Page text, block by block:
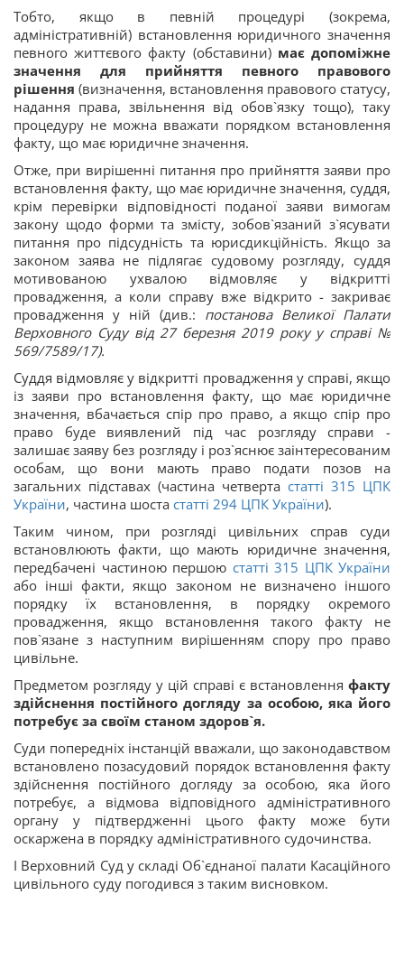
Тобто, якщо в певній процедурі (зокрема,
адміністративній) встановлення юридичного значення
певного життєвого факту (обставини) має допоміжне
значення для прийняття певного правового
рішення (визначення, встановлення правового статусу,
надання права, звільнення від обов`язку тощо), таку
процедуру не можна вважати порядком встановлення
факту, що має юридичне значення.
Отже, при вирішенні питання про прийняття заяви про
встановлення факту, що має юридичне значення, суддя,
крім перевірки відповідності поданої заяви вимогам
закону щодо форми та змісту, зобов`язаний з`ясувати
питання про підсудність та юрисдикційність. Якщо за
законом заява не підлягає судовому розгляду, суддя
мотивованою ухвалою відмовляє у відкритті
провадження, а коли справу вже відкрито - закриває
провадження у ній (див.: постанова Великої Палати
Верховного Суду від 27 березня 2019 року у справі №
569/7589/17).
Суддя відмовляє у відкритті провадження у справі, якщо
із заяви про встановлення факту, що має юридичне
значення, вбачається спір про право, а якщо спір про
право буде виявлений під час розгляду справи -
залишає заяву без розгляду і роз`яснює заінтересованим
особам, що вони мають право подати позов на
загальних підставах (частина четверта статті 315 ЦПК
України, частина шоста статті 294 ЦПК України).
Таким чином, при розгляді цивільних справ суди
встановлюють факти, що мають юридичне значення,
передбачені частиною першою статті 315 ЦПК України
або інші факти, якщо законом не визначено іншого
порядку їх встановлення, в порядку окремого
провадження, якщо встановлення такого факту не
пов`язане з наступним вирішенням спору про право
цивільне.
Предметом розгляду у цій справі є встановлення факту
здійснення постійного догляду за особою, яка його
потребує за своїм станом здоров`я.
Суди попередніх інстанцій вважали, що законодавством
встановлено позасудовий порядок встановлення факту
здійснення постійного догляду за особою, яка його
потребує, а відмова відповідного адміністративного
органу у підтвердженні цього факту може бути
оскаржена в порядку адміністративного судочинства.
І Верховний Суд у складі Об`єднаної палати Касаційного
цивільного суду погодився з таким висновком.